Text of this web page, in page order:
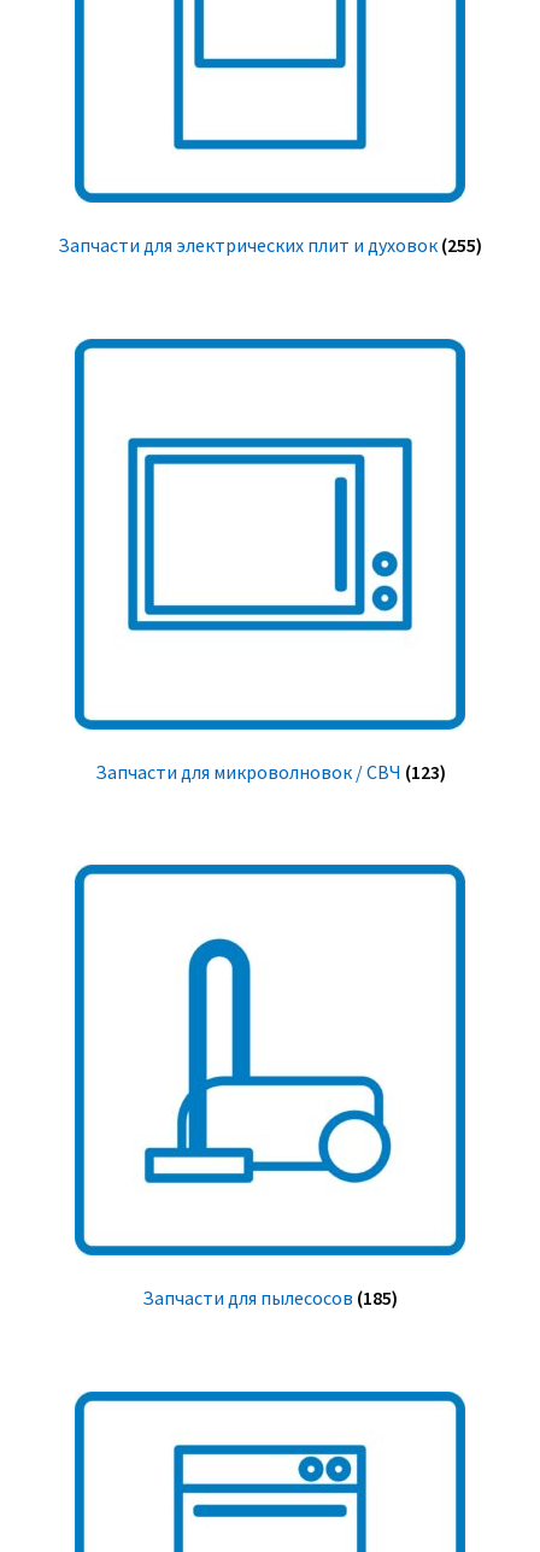
Запчасти для электрических плит и духовок (255)
Запчасти для микроволновок / СВЧ (123)
Запчасти для пылесосов (185)